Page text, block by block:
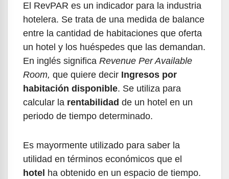
El RevPAR es un indicador para la industria
hotelera. Se trata de una medida de balance
entre la cantidad de habitaciones que oferta
un hotel y los huéspedes que las demandan.
En inglés significa Revenue Per Available
Room, que quiere decir Ingresos por
habitación disponible. Se utiliza para
calcular la rentabilidad de un hotel en un
periodo de tiempo determinado.
Es mayormente utilizado para saber la
utilidad en términos económicos que el
hotel ha obtenido en un espacio de tiempo.